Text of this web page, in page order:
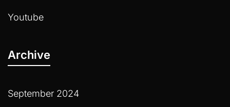
Youtube
Archive
September 2024